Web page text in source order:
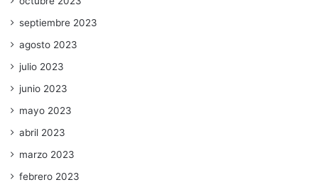
septiembre 2023
agosto 2023
julio 2023
junio 2023
mayo 2023
abril 2023
marzo 2023
febrero 2023